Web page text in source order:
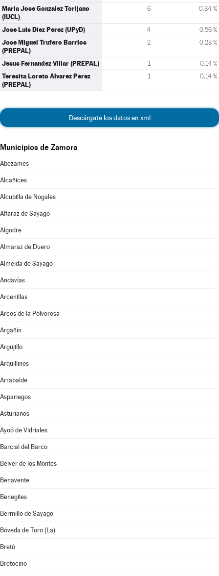
Maria Jose Gonzalez Torijano
(IUCL)
6 0,84 %
Jose Luis Diez Perez (UPyD) 4 0,56 %
Jose Miguel Trufero Barrios
(PREPAL)
2 0,28 %
Jesus Fernandez Villar (PREPAL) 1 0,14 %
Teresita Loreto Alvarez Perez
(PREPAL)
1 0,14 %
Descárgate los datos en xml
Municipios de Zamora
Abezames
Alcañices
Alcubilla de Nogales
Alfaraz de Sayago
Algodre
Almaraz de Duero
Almeida de Sayago
Andavías
Arcenillas
Arcos de la Polvorosa
Argañín
Argujillo
Arquillinos
Arrabalde
Aspariegos
Asturianos
Ayoó de Vidriales
Barcial del Barco
Belver de los Montes
Benavente
Benegiles
Bermillo de Sayago
Bóveda de Toro (La)
Bretó
Bretocino